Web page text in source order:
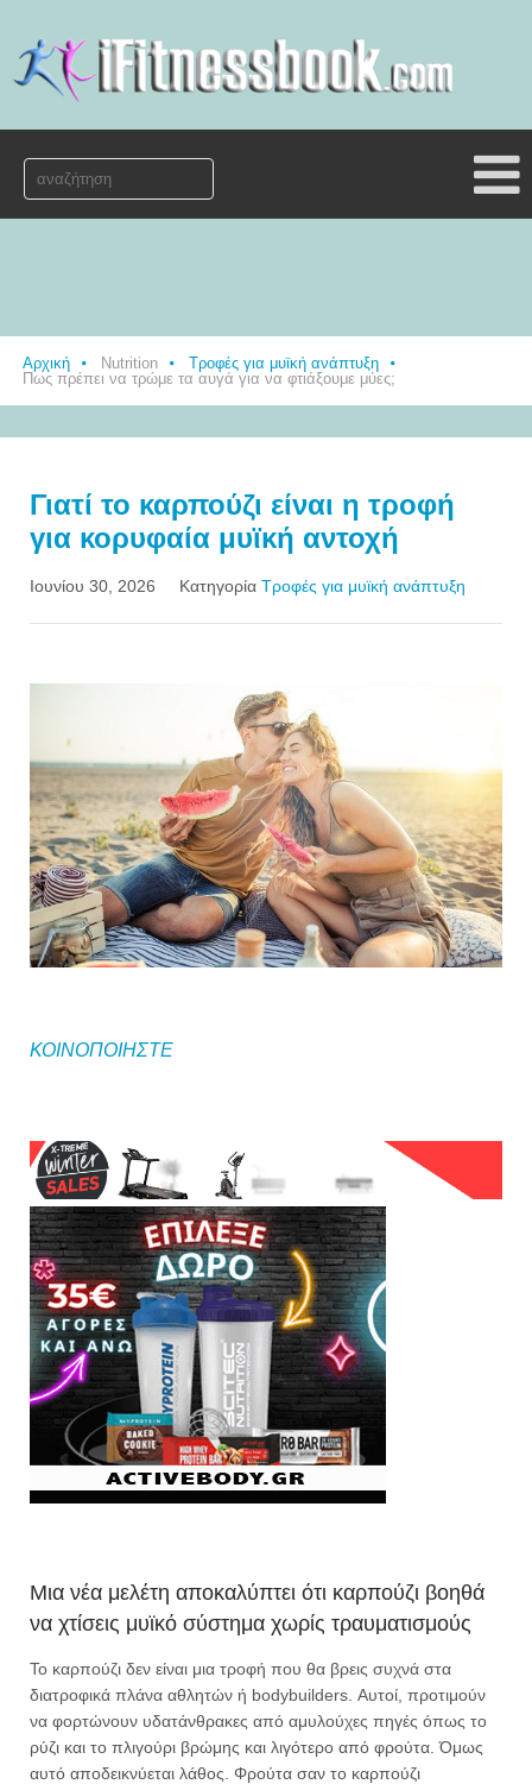
Αρχική Nutrition
Τροφές για μυϊκή ανάπτυξη
Πως πρέπει να τρώμε τα αυγά για να φτιάξουμε μύες;
Γιατί το καρπούζι είναι η τροφή
για κορυφαία μυϊκή αντοχή
Ιουνίου 30, 2026 Κατηγορία Τροφές για μυϊκή ανάπτυξη
ΚΟΙΝΟΠΟΙΗΣΤΕ
Μια νέα μελέτη αποκαλύπτει ότι καρπούζι βοηθά
να χτίσεις μυϊκό σύστημα χωρίς τραυματισμούς
Το καρπούζι δεν είναι μια τροφή που θα βρεις συχνά στα
διατροφικά πλάνα αθλητών ή bodybuilders. Αυτοί, προτιμούν
να φορτώνουν υδατάνθρακες από αμυλούχες πηγές όπως το
ρύζι και το πλιγούρι βρώμης και λιγότερο από φρούτα. Όμως
αυτό αποδεικνύεται λάθος. Φρούτα σαν το καρπούζι